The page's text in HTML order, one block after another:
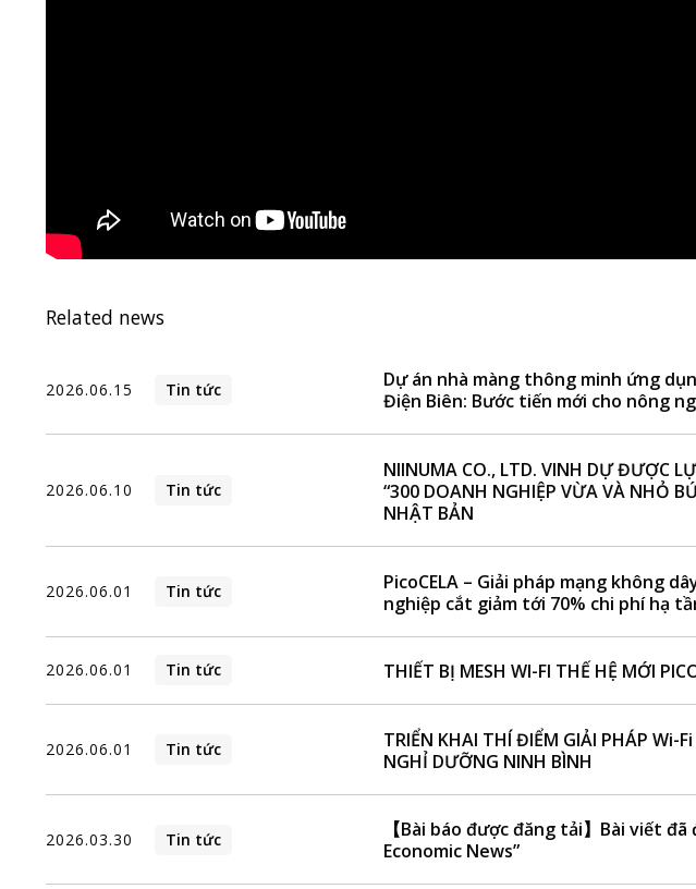
Related news
2026.06.15 Tin tức
Dự án nhà màng thông minh ứng
Điện Biên: Bước tiến mới cho nông
2026.06.10 Tin tức
NIINUMA CO., LTD. VINH DỰ ĐƯỢC
“300 DOANH NGHIỆP VỪA VÀ NHỎ
NHẬT BẢN
2026.06.01 Tin tức
PicoCELA – Giải pháp mạng không
nghiệp cắt giảm tới 70% chi phí hạ
2026.06.01 Tin tức THIẾT BỊ MESH WI-FI THẾ HỆ MỚI
2026.06.01 Tin tức
TRIỂN KHAI THÍ ĐIỂM GIẢI PHÁP Wi-
NGHỈ DƯỠNG NINH BÌNH
2026.03.30 Tin tức
【Bài báo được đăng tải】Bài viết
Economic News”